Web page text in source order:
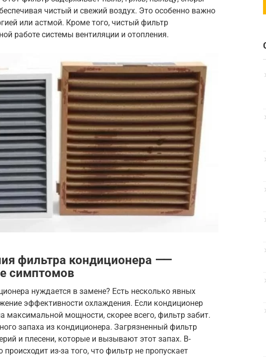
чистый и свежий воздух. Это особенно важно
или астмой. Кроме того, чистый фильтр
работе системы вентиляции и отопления.
фильтра кондиционера ⸺
симптомов
нуждается в замене? Есть несколько явных
эффективности охлаждения. Если кондиционер
максимальной мощности, скорее всего, фильтр забит.
запаха из кондиционера. Загрязненный фильтр
и плесени, которые и вызывают этот запах. В-
происходит из-за того, что фильтр не пропускает